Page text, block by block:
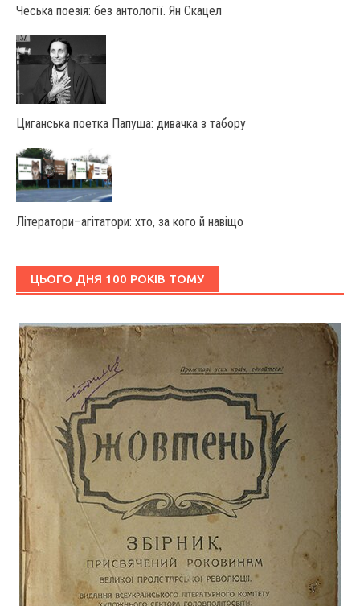
Чеська поезія: без антології. Ян Скацел
Циганська поетка Папуша: дивачка з табору
Літератори–агітатори: хто, за кого й навіщо
ЦЬОГО ДНЯ 100 РОКІВ ТОМУ